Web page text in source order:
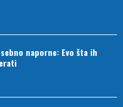
naporne: Evo šta ih